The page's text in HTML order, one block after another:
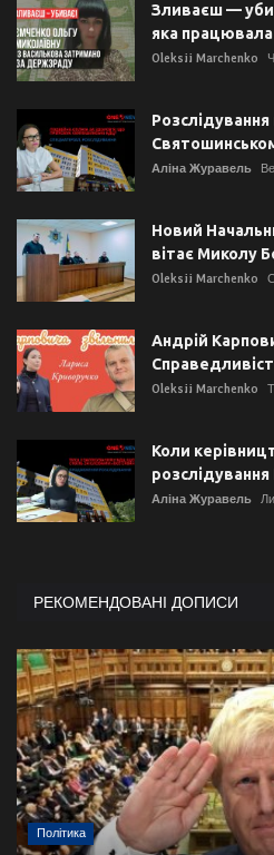
Зливаєш —
яка працювала
Oleksii Marchenko
Розслідування
Аліна Журавель
Новий
вітає Миколу
Oleksii Marchenko
Андрій
Oleksii Marchenko
Коли
Аліна Журавель
РЕКОМЕНДОВАНІ ДОПИСИ
Політика